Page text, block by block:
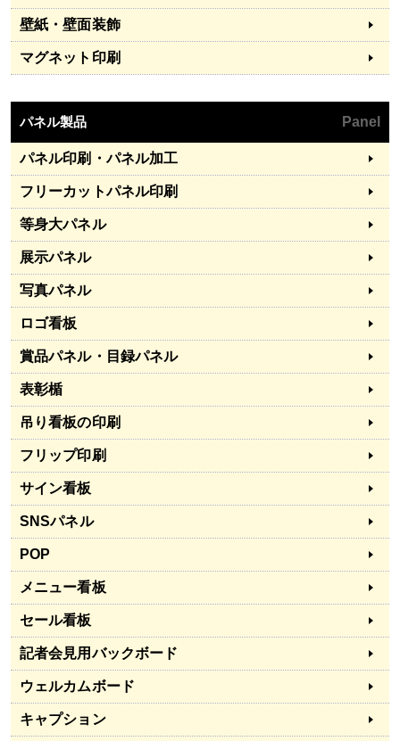
壁紙・壁面装飾
マグネット印刷
パネル製品 Panel
パネル印刷・パネル加工
フリーカットパネル印刷
等身大パネル
展示パネル
写真パネル
ロゴ看板
賞品パネル・目録パネル
表彰楯
吊り看板の印刷
フリップ印刷
サイン看板
SNSパネル
POP
メニュー看板
セール看板
記者会見用バックボード
ウェルカムボード
キャプション